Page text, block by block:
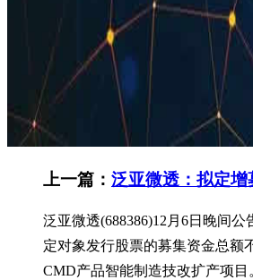
上一篇： 泛亚微透：拟定增
泛亚微透(688386)12月6日晚间
定对象发行股票的募集资金总额
CMD产品智能制造技改扩产项目